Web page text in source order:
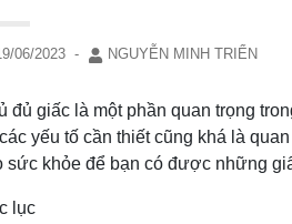
06/2023 - NGUYỄN MINH TRIỂN
đủ giấc là một phần quan trọng
yếu tố cần thiết cũng khá là
sức khỏe để bạn có được những
lục